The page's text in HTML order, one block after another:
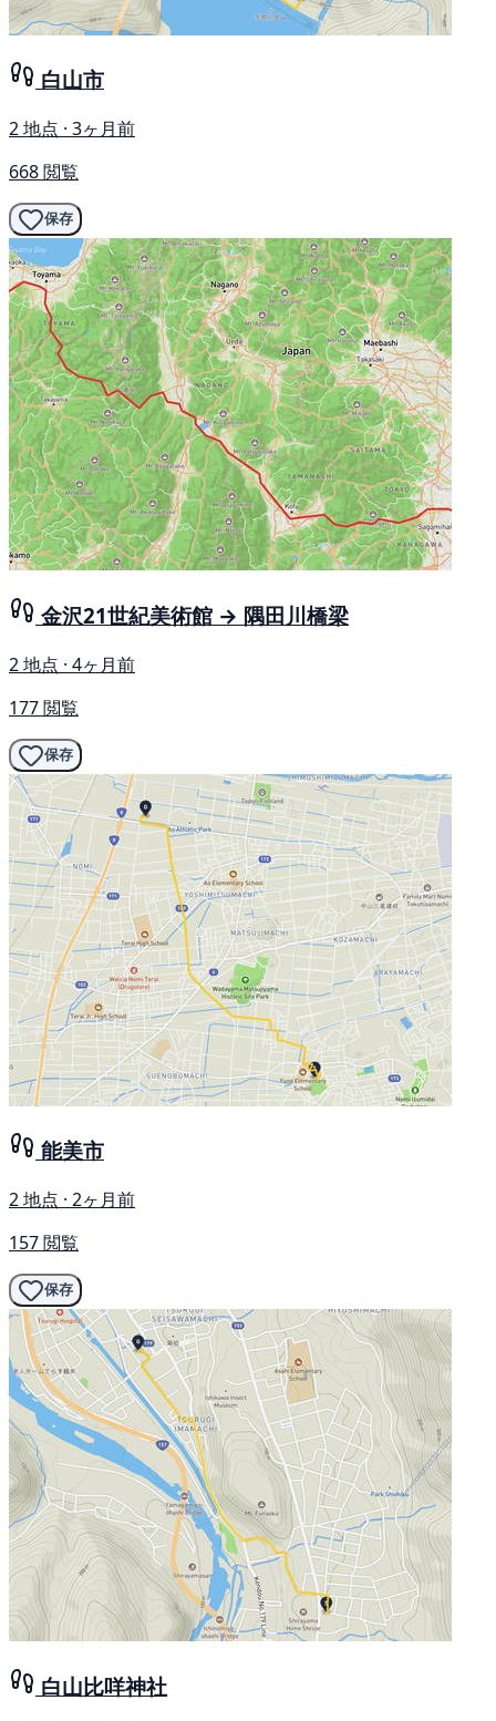
白山市
2 地点 · 3ヶ月前
668 閲覧
保存
金沢21世紀美術館 → 隅田川橋梁
2 地点 · 4ヶ月前
177 閲覧
保存
能美市
2 地点 · 2ヶ月前
157 閲覧
保存
白山比咩神社